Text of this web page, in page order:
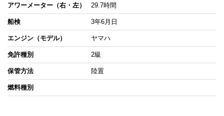
アワーメーター（右・左） 29.7時間
船検 3年6月日
エンジン（モデル） ヤマハ
免許種別 2級
保管方法 陸置
燃料種別